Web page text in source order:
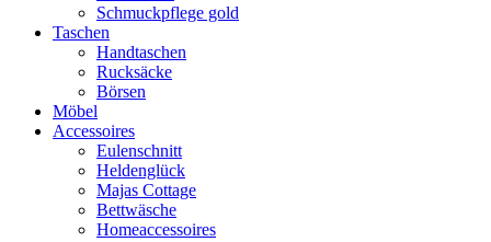
Schmuckpflege gold
Taschen
Handtaschen
Rucksäcke
Börsen
Möbel
Accessoires
Eulenschnitt
Heldenglück
Majas Cottage
Bettwäsche
Homeaccessoires